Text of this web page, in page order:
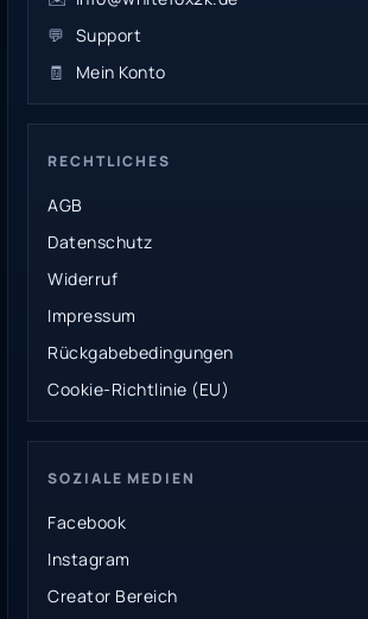
💬 Support
🧾
Mein Konto
RECHTLICHES
AGB
Datenschutz
Widerruf
Impressum
Rückgabebedingungen
Cookie-Richtlinie (EU)
SOZIALE MEDIEN
Facebook
Instagram
Creator Bereich